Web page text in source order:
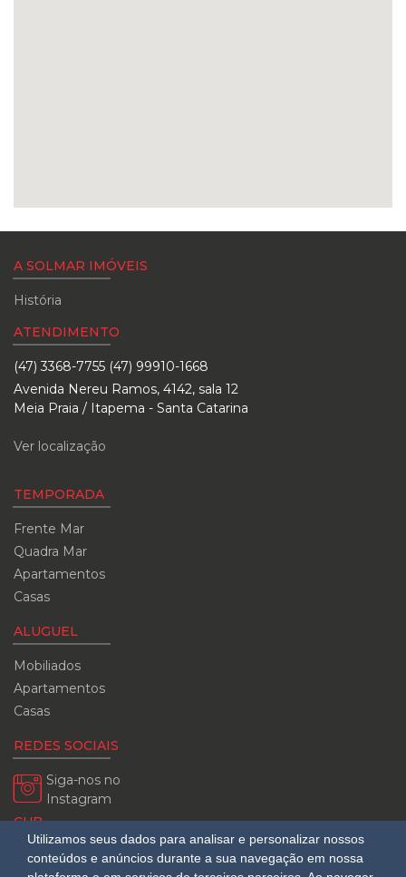
Utilizamos seus dados para analisar e personalizar nossos
conteúdos e anúncios durante a sua navegação em nossa
A SOLMAR IMÓVEIS
História
ATENDIMENTO
(47) 3368-7755 (47) 99910-1668
Avenida Nereu Ramos, 4142, sala 12
Meia Praia / Itapema - Santa Catarina
Ver localização
TEMPORADA
Frente Mar
Quadra Mar
Apartamentos
Casas
ALUGUEL
Mobiliados
Apartamentos
Casas
REDES SOCIAIS
Siga-nos no
Instagram
CUB
08/2026